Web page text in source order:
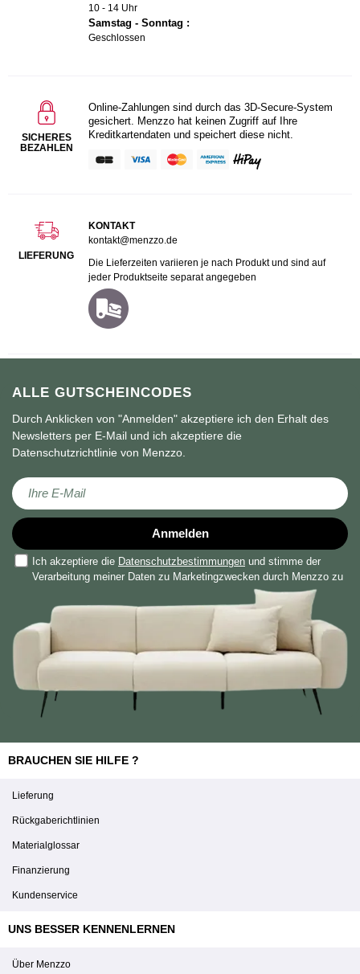
ALLE GUTSCHEINCODES
Durch Anklicken von "Anmelden" akzeptiere ich den Erhalt des
Newsletters per E-Mail und ich akzeptiere die
Datenschutzrichtlinie von Menzzo.
Melden Sie sich für unseren Newsletter an:
Anmelden
Ich akzeptiere die Datenschutzbestimmungen und stimme der
Verarbeitung meiner Daten zu Marketingzwecken durch Menzzo zu
10 - 14 Uhr
Samstag - Sonntag :
Geschlossen
SICHERES
BEZAHLEN
Online-Zahlungen sind durch das 3D-Secure-System
gesichert. Menzzo hat keinen Zugriff auf Ihre
Kreditkartendaten und speichert diese nicht.
LIEFERUNG
KONTAKT
kontakt@menzzo.de
Die Lieferzeiten variieren je nach Produkt und sind auf
jeder Produktseite separat angegeben
BRAUCHEN SIE HILFE ?
Lieferung
Rückgaberichtlinien
Materialglossar
Finanzierung
Kundenservice
UNS BESSER KENNENLERNEN
Über Menzzo